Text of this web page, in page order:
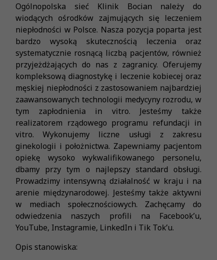
Ogólnopolska sieć Klinik Bocian należy do
wiodących ośrodków zajmujących się leczeniem
niepłodności w Polsce. Nasza pozycja poparta jest
bardzo wysoką skutecznością leczenia oraz
systematycznie rosnącą liczbą pacjentów, również
przyjeżdżających do nas z zagranicy. Oferujemy
kompleksową diagnostykę i leczenie kobiecej oraz
męskiej niepłodności z zastosowaniem najbardziej
zaawansowanych technologii medycyny rozrodu, w
tym zapłodnienia in vitro. Jesteśmy także
realizatorem rządowego programu refundacji in
vitro. Wykonujemy liczne usługi z zakresu
ginekologii i położnictwa. Zapewniamy pacjentom
opiekę wysoko wykwalifikowanego personelu,
dbamy przy tym o najlepszy standard obsługi.
Prowadzimy intensywną działalność w kraju i na
arenie międzynarodowej. Jesteśmy także aktywni
w mediach społecznościowych. Zachęcamy do
odwiedzenia naszych profili na Facebook’u,
YouTube, Instagramie, LinkedIn i Tik Tok’u.
Opis stanowiska: